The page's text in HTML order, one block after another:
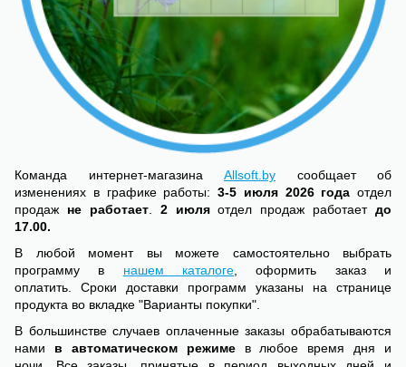
Команда интернет-магазина Allsoft.by сообщает об
изменениях в графике работы: 3-5 июля 2026 года отдел
продаж не работает. 2 июляотдел продаж работает до
17.00.
В любой момент вы можете самостоятельно выбрать
программу в нашем каталоге , оформить заказ и
оплатить. Сроки доставки программ указаны на странице
продукта во вкладке "Варианты покупки".
В большинстве случаев оплаченные заказы обрабатываются
нами в автоматическом режимев любое время дня и